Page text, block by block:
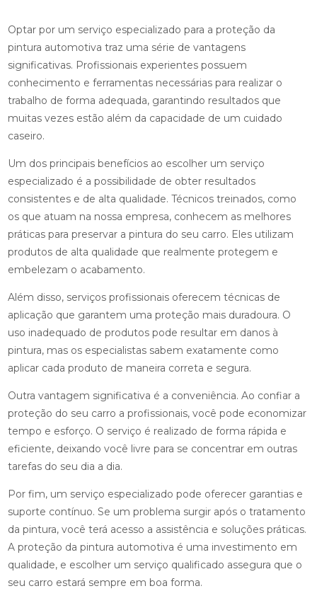
Optar por um serviço especializado para a proteção da
pintura automotiva traz uma série de vantagens
significativas. Profissionais experientes possuem
conhecimento e ferramentas necessárias para realizar o
trabalho de forma adequada, garantindo resultados que
muitas vezes estão além da capacidade de um cuidado
caseiro.
Um dos principais benefícios ao escolher um serviço
especializado é a possibilidade de obter resultados
consistentes e de alta qualidade. Técnicos treinados, como
os que atuam na nossa empresa, conhecem as melhores
práticas para preservar a pintura do seu carro. Eles utilizam
produtos de alta qualidade que realmente protegem e
embelezam o acabamento.
Além disso, serviços profissionais oferecem técnicas de
aplicação que garantem uma proteção mais duradoura. O
uso inadequado de produtos pode resultar em danos à
pintura, mas os especialistas sabem exatamente como
aplicar cada produto de maneira correta e segura.
Outra vantagem significativa é a conveniência. Ao confiar a
proteção do seu carro a profissionais, você pode economizar
tempo e esforço. O serviço é realizado de forma rápida e
eficiente, deixando você livre para se concentrar em outras
tarefas do seu dia a dia.
Por fim, um serviço especializado pode oferecer garantias e
suporte contínuo. Se um problema surgir após o tratamento
da pintura, você terá acesso a assistência e soluções práticas.
A proteção da pintura automotiva é uma investimento em
qualidade, e escolher um serviço qualificado assegura que o
seu carro estará sempre em boa forma.